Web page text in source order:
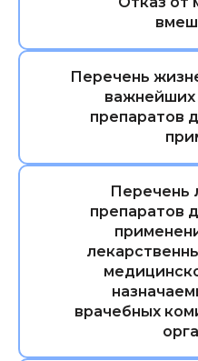
Перечень
важнейших
препаратов
Перечень
препаратов
врачебных